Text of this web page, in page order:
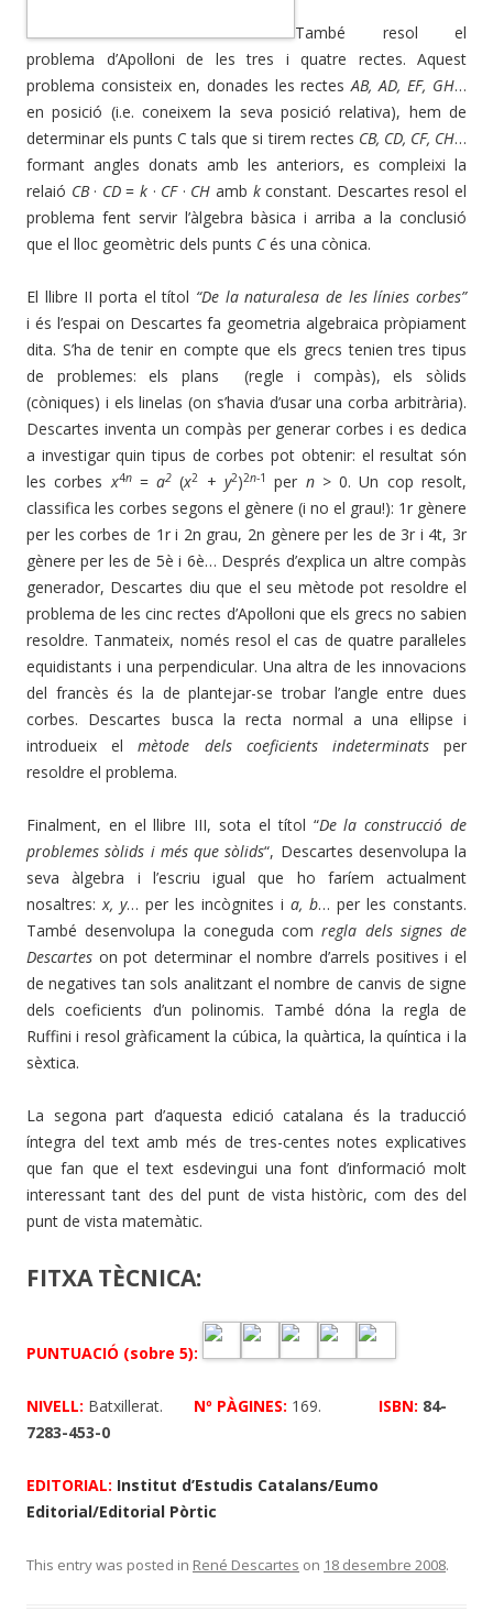
També resol el
problema d’Apol·loni de les tres i quatre rectes. Aquest
problema consisteix en, donades les rectesAB, AD, EF, GH…
en posició (i.e. coneixem la seva posició relativa), hem de
determinar els punts C tals que si tirem rectes CB, CD, CF, CH…
formant angles donats amb les anteriors, es compleixi la
relaió CB· CD=k · CF· CH amb kconstant. Descartes resol el
problema fent servir l’àlgebra bàsica i arriba a la conclusió
que el lloc geomètric dels punts Cés una cònica.
El llibre II porta el títol “De la naturalesa de les línies corbes”
i és l’espai on Descartes fa geometria algebraica pròpiament
dita. S’ha de tenir en compte que els grecs tenien tres tipus
de problemes: els plans (regle i compàs), els sòlids
(còniques) i els linelas (on s’havia d’usar una corba arbitrària).
Descartes inventa un compàs per generar corbes i es dedica
a investigar quin tipus de corbes pot obtenir: el resultat són
les corbesx4n=a2 (x2 +y2)2n-1 per n> 0. Un cop resolt,
classifica les corbes segons el gènere (i no el grau!): 1r gènere
per les corbes de 1r i 2n grau, 2n gènere per les de 3r i 4t, 3r
gènere per les de 5è i 6è… Després d’explica un altre compàs
generador, Descartes diu que el seu mètode pot resoldre el
problema de les cinc rectes d’Apol·loni que els grecs no sabien
resoldre. Tanmateix, només resol el cas de quatre paral·leles
equidistants i una perpendicular. Una altra de les innovacions
del francès és la de plantejar-se trobar l’angle entre dues
corbes. Descartes busca la recta normal a una el·lipse i
introdueix elmètode dels coeficients indeterminatsper
resoldre el problema.
Finalment, en el llibre III, sota el títol “De la construcció de
problemes sòlids i més que sòlids“, Descartes desenvolupa la
seva àlgebra i l’escriu igual que ho faríem actualment
nosaltres:x, y… per les incògnites i a, b… per les constants.
També desenvolupa la coneguda comregla dels signes de
Descartes on pot determinar el nombre d’arrels positives i el
de negatives tan sols analitzant el nombre de canvis de signe
dels coeficients d’un polinomis. També dóna la regla de
Ruffini i resol gràficament la cúbica, la quàrtica, la quíntica i la
sèxtica.
La segona part d’aquesta edició catalana és la traducció
íntegra del text amb més de tres-centes notes explicatives
que fan que el text esdevingui una font d’informació molt
interessant tant des del punt de vista històric, com des del
punt de vista matemàtic.
FITXA TÈCNICA:
PUNTUACIÓ (sobre 5):
NIVELL: Batxillerat. Nº PÀGINES: 169. ISBN: 84-
7283-453-0
EDITORIAL: Institut d’Estudis Catalans/Eumo
Editorial/Editorial Pòrtic
This entry was posted in René Descartes on 18 desembre 2008.